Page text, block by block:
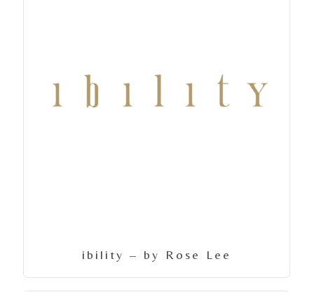
ibility – by Rose Lee